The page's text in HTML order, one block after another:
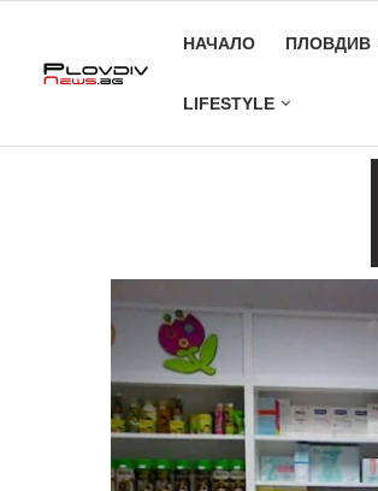
НАЧАЛО ПЛОВДИВ
LIFESTYLE